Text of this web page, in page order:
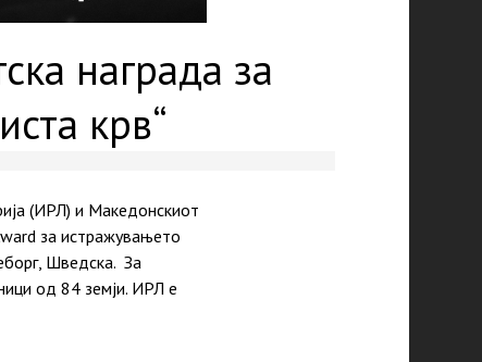
награда за
крв“
(ИРЛ) и Македонскиот
за истражувањето
Шведска. За
од 84 земји. ИРЛ е